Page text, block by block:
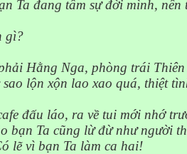
Ta đang tâm sự đời mình,
gì?
Hằng Nga, phòng trái
sao lộn xộn lao xao quá, thiệt
đấu láo, ra về tui mới nhớ
bạn Ta cũng lừ đừ như người
lẽ vì bạn Ta làm ca hai!